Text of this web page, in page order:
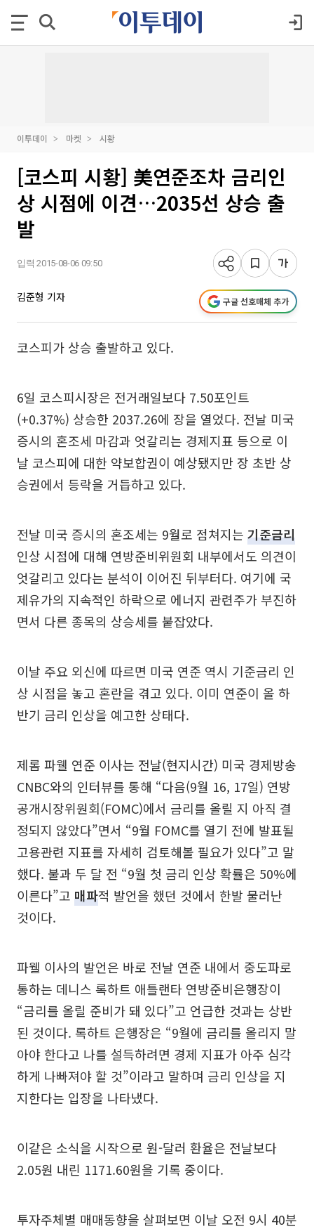
이투데이 마켓 시황
[코스피 시황] 美연준조차 금리인
상 시점에 이견…2035선 상승 출
발
입력 2015-08-06 09:50
김준형 기자 구글 선호매체 추가
코스피가 상승 출발하고 있다.
6일 코스피시장은 전거래일보다 7.50포인트
(+0.37%) 상승한 2037.26에 장을 열었다. 전날 미국
증시의 혼조세 마감과 엇갈리는 경제지표 등으로 이
날 코스피에 대한 약보합권이 예상됐지만 장 초반 상
승권에서 등락을 거듭하고 있다.
전날 미국 증시의 혼조세는 9월로 점쳐지는 기준금리
인상 시점에 대해 연방준비위원회 내부에서도 의견이
엇갈리고 있다는 분석이 이어진 뒤부터다. 여기에 국
제유가의 지속적인 하락으로 에너지 관련주가 부진하
면서 다른 종목의 상승세를 붙잡았다.
이날 주요 외신에 따르면 미국 연준 역시 기준금리 인
상 시점을 놓고 혼란을 겪고 있다. 이미 연준이 올 하
반기 금리 인상을 예고한 상태다.
제롬 파웰 연준 이사는 전날(현지시간) 미국 경제방송
CNBC와의 인터뷰를 통해 “다음(9월 16, 17일) 연방
공개시장위원회(FOMC)에서 금리를 올릴 지 아직 결
정되지 않았다”면서 “9월 FOMC를 열기 전에 발표될
고용관련 지표를 자세히 검토해볼 필요가 있다”고 말
했다. 불과 두 달 전 “9월 첫 금리 인상 확률은 50%에
이른다”고 매파적 발언을 했던 것에서 한발 물러난
것이다.
파웰 이사의 발언은 바로 전날 연준 내에서 중도파로
통하는 데니스 록하트 애틀랜타 연방준비은행장이
“금리를 올릴 준비가 돼 있다”고 언급한 것과는 상반
된 것이다. 록하트 은행장은 “9월에 금리를 올리지 말
아야 한다고 나를 설득하려면 경제 지표가 아주 심각
하게 나빠져야 할 것”이라고 말하며 금리 인상을 지
지한다는 입장을 나타냈다.
이같은 소식을 시작으로 원-달러 환율은 전날보다
2.05원 내린 1171.60원을 기록 중이다.
투자주체별 매매동향을 살펴보면 이날 오전 9시 40분